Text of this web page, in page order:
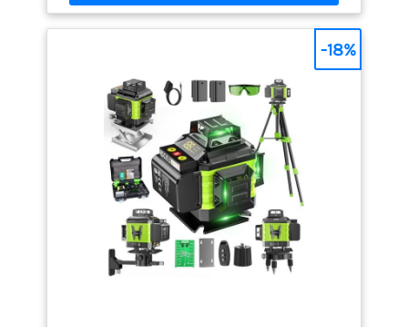
de sortie <1mW, convient pour l'intérieur et
l'extérieur. 【Un laser chantiermis à jour 4x 360°】
4D niveau laser 360 autonivelant avec 2x360° LIGNE
HORIZONTALE & 2x360°LIGNES VERTICALES couvrent
le sol, le mur, le plafond autour de la pièce. Le
niveau laser permet une couverture complète de
l'ensemble de la pièce et de compléter la
visualisation de la mise en page carrée. avec 2
batteries rechargeables 2400mAh, travailler jusqu'à
8 heures. 【Autocalage & mode manuel】Lorsque
l'angle d'inclinaison≤4°, le niveau laser de
nivellement se met automatiquement à niveau,
sinon il émettra continuellement des bips d'alarme
sonore. Une fois le pendule verrouillé, maintenez le
bouton ''OUTDOOR'' enfoncé pendant 3 secondes
pour activer le mode manuel, vous pouvez projeter
-18%